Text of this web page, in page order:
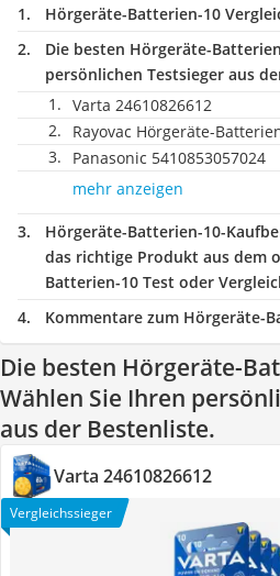
Hörgeräte-Batterien-10
Die besten Hörgeräte-
persönlichen Testsieger aus
Varta 24610826612
Rayovac Hörgeräte-
Panasonic 5410853057024
mehr anzeigen
Hörgeräte-Batterien-10-
das richtige Produkt aus dem
Batterien-10 Test oder
Kommentare zum Hörgeräte-
Die besten Hörgeräte-
Wählen Sie Ihren
aus der Bestenliste.
Varta 24610826612
Vergleichssieger